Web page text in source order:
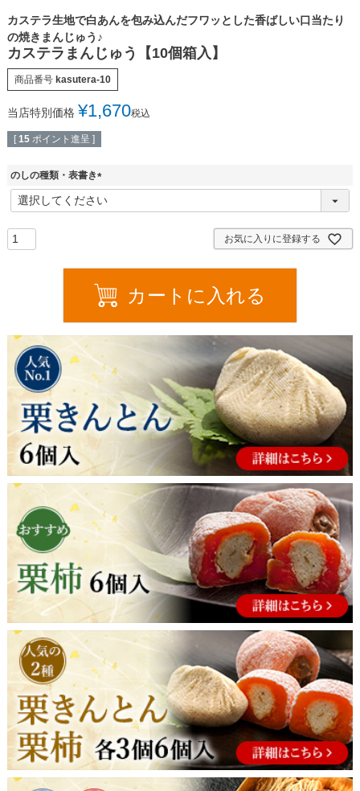
カステラ生地で白あんを包み込んだフワッとした香ばしい口当たり
の焼きまんじゅう♪
カステラまんじゅう【10個箱入】
商品番号 kasutera-10
当店特別価格 ¥1,670税込
[ 15 ポイント進呈 ]
のしの種類・表書き
(
必
お気に入りに登録する
カートに入れる